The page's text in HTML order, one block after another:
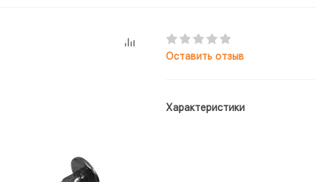
Оставить отзыв
Характеристики